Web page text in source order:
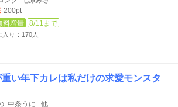
200pt
料増量
8/11まで
入り：170人
い年下カレは私だけの求愛モンスタ
中条うに 他